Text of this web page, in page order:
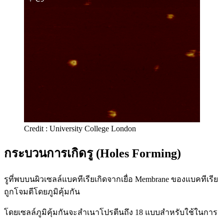
Credit : University College London
กระบวนการเกิดรู (Holes Forming)
รูที่พบบนผิวเซลล์แบคทีเรียเกิดจากเยื่อ Membrane ของแบคทีเรีย
ถูกโจมตีโดยภูมิคุ้มกัน
โดยเซลล์ภูมิคุ้มกันจะสำเนาโปรตีนถึง 18 แบบสำหรับใช้ในการ